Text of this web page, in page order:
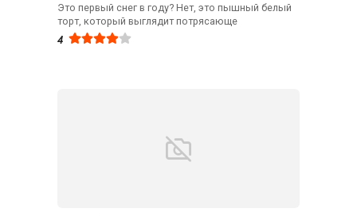
Это первый снег в году? Нет, это пышный белый
торт, который выглядит потрясающе
4